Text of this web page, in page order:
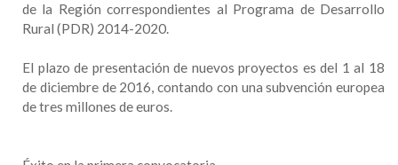
de la Región correspondientes al Programa de Desarrollo
Rural (PDR) 2014-2020.
El plazo de presentación de nuevos proyectos es del 1 al 18
de diciembre de 2016, contando con una subvención europea
de tres millones de euros.